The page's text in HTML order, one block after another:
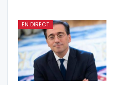
EN DIRECT